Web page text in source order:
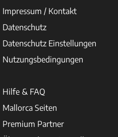
Impressum / Kontakt
Datenschutz
Datenschutz Einstellungen
Nutzungsbedingungen
Hilfe & FAQ
Mallorca Seiten
Premium Partner